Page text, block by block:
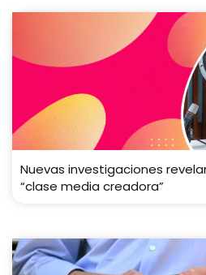
Nuevas investigaciones
“clase media creadora”